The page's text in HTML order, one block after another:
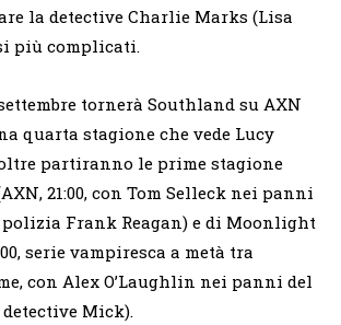
la detective Charlie Marks (Lisa
più complicati.
tornerà Southland su AXN
quarta stagione che vede Lucy
partiranno le prime stagione
21:00, con Tom Selleck nei panni
Frank Reagan) e di Moonlight
serie vampiresca a metà tra
con Alex O’Laughlin nei panni del
Mick).